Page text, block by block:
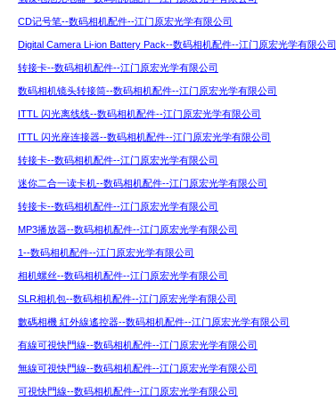
CD记号笔--数码相机配件--江门原宏光学有限公司
Digital Camera Li-ion Battery Pack--数码相机配件--江门原宏光学有限公司
转接卡--数码相机配件--江门原宏光学有限公司
数码相机镜头转接筒--数码相机配件--江门原宏光学有限公司
ITTL 闪光离线线--数码相机配件--江门原宏光学有限公司
ITTL 闪光座连接器--数码相机配件--江门原宏光学有限公司
转接卡--数码相机配件--江门原宏光学有限公司
迷你二合一读卡机--数码相机配件--江门原宏光学有限公司
转接卡--数码相机配件--江门原宏光学有限公司
MP3播放器--数码相机配件--江门原宏光学有限公司
1--数码相机配件--江门原宏光学有限公司
相机螺丝--数码相机配件--江门原宏光学有限公司
SLR相机包--数码相机配件--江门原宏光学有限公司
數碼相機 紅外線遙控器--数码相机配件--江门原宏光学有限公司
有線可視快門線--数码相机配件--江门原宏光学有限公司
無線可視快門線--数码相机配件--江门原宏光学有限公司
可視快門線--数码相机配件--江门原宏光学有限公司